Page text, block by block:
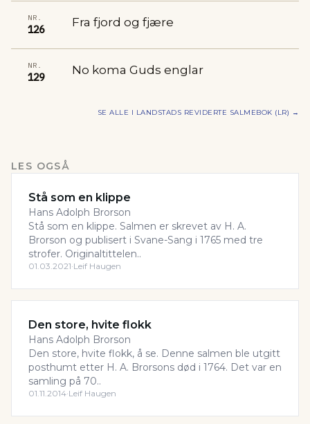
NR.
126
Fra fjord og fjære
NR.
129
No koma Guds englar
SE ALLE I LANDSTADS REVIDERTE SALMEBOK (LR) →
LES OGSÅ
Stå som en klippe
Hans Adolph Brorson
Stå som en klippe. Salmen er skrevet av H. A.
Brorson og publisert i Svane-Sang i 1765 med tre
strofer. Originaltittelen..
01.03.2021·Leif Haugen
Den store, hvite flokk
Hans Adolph Brorson
Den store, hvite flokk, å se. Denne salmen ble utgitt
posthumt etter H. A. Brorsons død i 1764. Det var en
samling på 70..
01.11.2014·Leif Haugen